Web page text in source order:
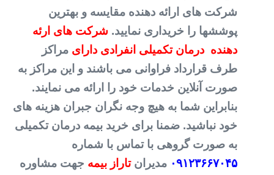
شرکت های ارائه دهنده مقایسه و بهترین
پوششها را خریداری نمایید. شرکت های ارئه
دهنده درمان تکمیلی انفرادی دارای مراکز
طرف قرارداد فراوانی می باشند و این مراکز به
صورت آنلاین خدمات خود را ارائه می نمایند.
بنابراین شما به هیچ وجه نگران جبران هزینه های
خود نباشید. ضمنا برای خرید بیمه درمان تکمیلی
به صورت گروهی با تماس با شماره
۰۹۱۲۳۶۶۷۰۴۵ مدیرانتاراز بیمه جهت مشاوره